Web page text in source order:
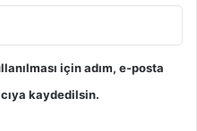
için adım, e-posta
kaydedilsin.